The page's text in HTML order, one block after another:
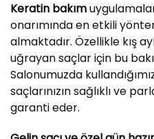
Keratin bakım
onarımında en etkili
almaktadır. Özellikle kış
uğrayan saçlar için bu
Salonumuzda
saçlarınızın sağlıklı ve
garanti eder.